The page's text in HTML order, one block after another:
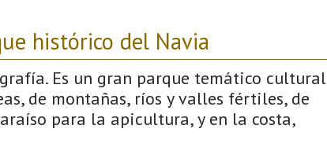
histórico del Navia
Es un gran parque temático cultural
de montañas, ríos y valles fértiles, de
para la apicultura, y en la costa,